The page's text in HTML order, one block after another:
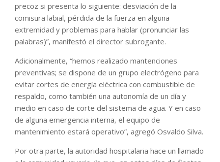
precoz si presenta lo siguiente: desviación de la
comisura labial, pérdida de la fuerza en alguna
extremidad y problemas para hablar (pronunciar las
palabras)”, manifestó el director subrogante.
Adicionalmente, “hemos realizado mantenciones
preventivas; se dispone de un grupo electrógeno para
evitar cortes de energía eléctrica con combustible de
respaldo, como también una autonomía de un día y
medio en caso de corte del sistema de agua. Y en caso
de alguna emergencia interna, el equipo de
mantenimiento estará operativo”, agregó Osvaldo Silva.
Por otra parte, la autoridad hospitalaria hace un llamado